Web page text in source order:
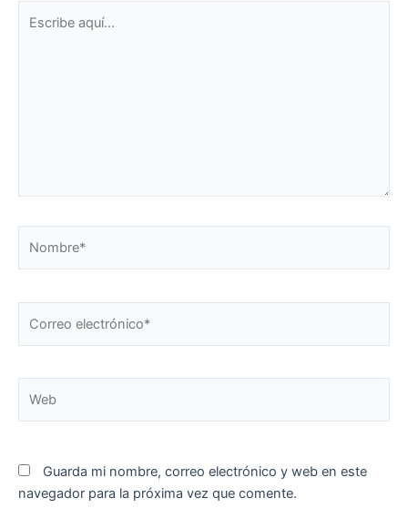
aquí...
electrónico*
Guarda mi nombre, correo electrónico y web en este
navegador para la próxima vez que comente.